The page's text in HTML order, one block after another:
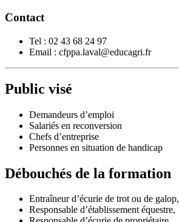
Contact
Tel : 02 43 68 24 97
Email : cfppa.laval@educagri.fr
Public visé
Demandeurs d’emploi
Salariés en reconversion
Chefs d’entreprise
Personnes en situation de handicap
Débouchés de la formation
Entraîneur d’écurie de trot ou de galop,
Responsable d’établissement équestre,